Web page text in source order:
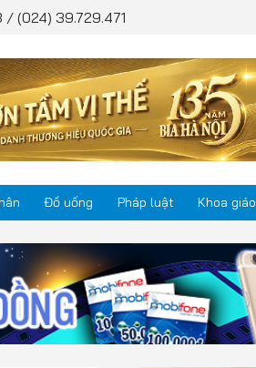
/ (024) 39.729.471
Đồ uống Pháp luật Khoa giáo
Khoa giáo
Multimedia